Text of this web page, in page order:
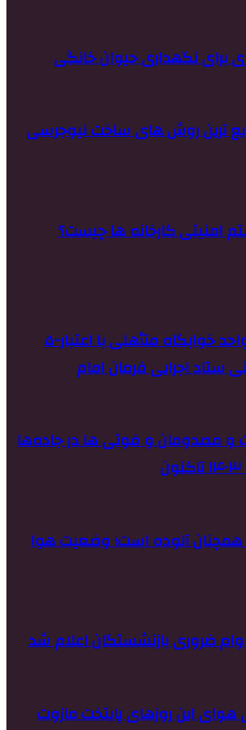
ترین روش های ساخت نیوجرسی
امنیتی کارخانه ها چیست؟
تکمیل هزار واحد خوابگاه متأهلی با اعتبار۵۰۰
ستاد اجرایی فرمان امام
و مصدومان و فوتی ها در جاده‌ها
همچنان آلوده است؛ وضعیت هوا
وام ضروری بازنشستگان اعلام شد
این روزهای پایتخت مازوت